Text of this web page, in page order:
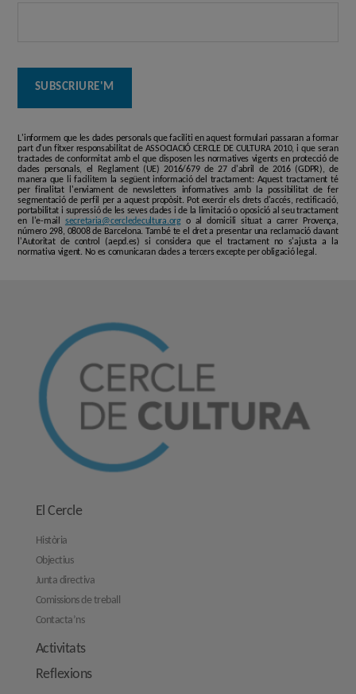
L'informem que les dades personals que faciliti en aquest formulari passaran a formar
part d'un fitxer responsabilitat de ASSOCIACIÓ CERCLE DE CULTURA 2010, i que seran
tractades de conformitat amb el que disposen les normatives vigents en protecció de
dades personals, el Reglament (UE) 2016/679 de 27 d'abril de 2016 (GDPR), de
manera que li facilitem la següent informació del tractament: Aquest tractament té
per finalitat l'enviament de newsletters informatives amb la possibilitat de fer
segmentació de perfil per a aquest propòsit. Pot exercir els drets d'accés, rectificació,
portabilitat i supressió de les seves dades i de la limitació o oposició al seu tractament
en l'e-mail secretaria@cercledecultura.orgo al domicili situat a carrer Provença,
número 298, 08008 de Barcelona. També te el dret a presentar una reclamació davant
l'Autoritat de control (aepd.es) si considera que el tractament no s'ajusta a la
normativa vigent. No es comunicaran dades a tercers excepte per obligació legal.
El Cercle
Història
Objectius
Junta directiva
Comissions de treball
Contacta’ns
Activitats
Reflexions